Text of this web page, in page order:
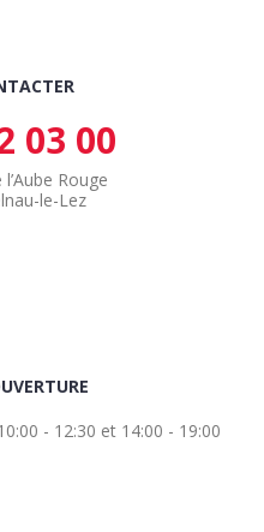
03 00
Rouge
le-Lez
- 12:30 et 14:00 - 19:00